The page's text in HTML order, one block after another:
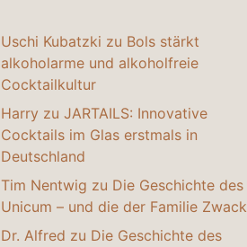
Uschi Kubatzki zu Bols stärkt
alkoholarme und alkoholfreie
Cocktailkultur
Harry zu JARTAILS: Innovative
Cocktails im Glas erstmals in
Deutschland
Tim Nentwig zu Die Geschichte des
Unicum – und die der Familie Zwack
Dr. Alfred zu Die Geschichte des